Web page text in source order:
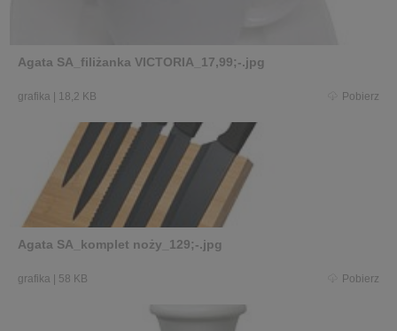
Agata SA_filiżanka VICTORIA_17,99;-.jpg
grafika 18,2 KB Pobierz
Agata SA_komplet noży_129;-.jpg
grafika 58 KB Pobierz